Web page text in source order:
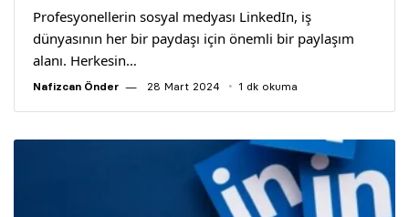
Profesyonellerin sosyal medyası LinkedIn, iş
dünyasının her bir paydaşı için önemli bir paylaşım
alanı. Herkesin…
Nafizcan Önder 28 Mart 2024 1 dk okuma